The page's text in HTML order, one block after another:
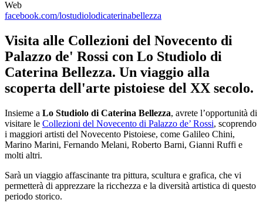
Web
facebook.com/lostudiolodicaterinabellezza
Visita alle Collezioni del Novecento di
Palazzo de' Rossi con Lo Studiolo di
Caterina Bellezza. Un viaggio alla
scoperta dell'arte pistoiese del XX secolo.
Insieme a Lo Studiolo di Caterina Bellezza, avrete l’opportunità di
visitare le Collezioni del Novecento di Palazzo de’ Rossi, scoprendo
i maggiori artisti del Novecento Pistoiese, come Galileo Chini,
Marino Marini, Fernando Melani, Roberto Barni, Gianni Ruffi e
molti altri.
Sarà un viaggio affascinante tra pittura, scultura e grafica, che vi
permetterà di apprezzare la ricchezza e la diversità artistica di questo
periodo storico.